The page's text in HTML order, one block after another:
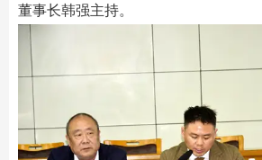
董事长韩强主持。